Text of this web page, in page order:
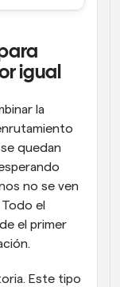
igual
la
quedan
no se ven
el
el primer
Este tipo